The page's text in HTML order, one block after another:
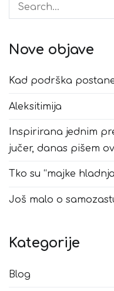
Pretraga
Nove objave
Kad podrška
Aleksitimija
Inspirirana jednim
jučer, danas pišem
Tko su “majke
Još malo o
Kategorije
Blog